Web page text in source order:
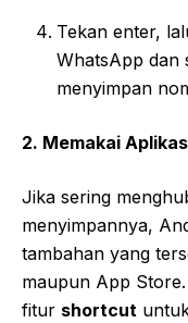
Tekan enter,
WhatsApp dan
menyimpan
2. Memakai
Jika sering
menyimpannya,
tambahan yang
maupun App
fitur shortcut